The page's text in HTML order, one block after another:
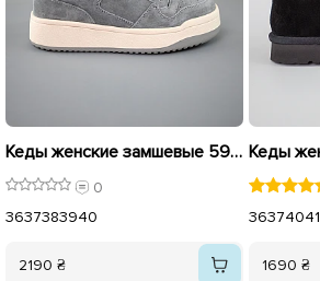
Кеды женские замшевые 592711 Серые
0
3637383940
2190 ₴
36374041
1690 ₴